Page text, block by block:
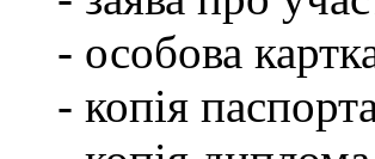
- особова
- копія